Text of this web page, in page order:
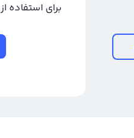
برای استفاده